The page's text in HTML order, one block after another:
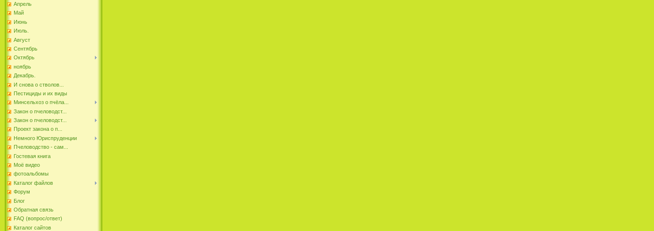
Апрель
Май
Июнь
Июль.
Август
Сентябрь
Октябрь
ноябрь
Декабрь.
И снова о стволов...
Пестициды и их виды
Минсельхоз о пчёла...
Закон о пчеловодст...
Закон о пчеловодст...
Проект закона о п...
Немного Юриспруденции
Пчеловодство - сам...
Гостевая книга
Моё видео
фотоальбомы
Каталог файлов
Форум
Блог
Обратная связь
FAQ (вопрос/ответ)
Каталог сайтов